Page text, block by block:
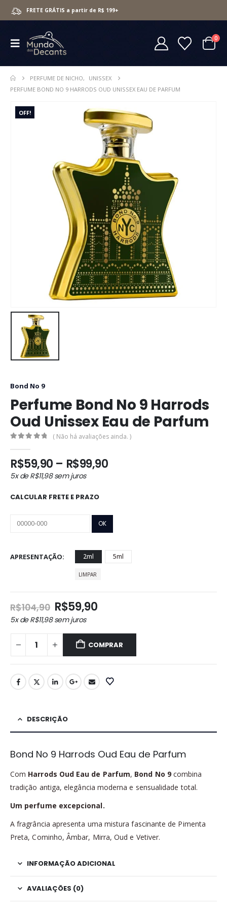
FRETE GRÁTIS a partir de R$ 199+
0
PERFUME DE NICHO,
UNISSEX
PERFUME BOND NO 9 HARRODS OUD UNISSEX EAU DE PARFUM
OFF!
Bond No 9
Perfume Bond No 9 Harrods
Oud Unissex Eau de Parfum
( Não há avaliações ainda. )
R$59,90 – R$99,90Faixa
R$99,90
5x deR$11,98sem juros
CALCULAR FRETE E PRAZO
APRESENTAÇÃO 2ml 5ml
LIMPAR
R$104,90 O
preço
original
era:
R$104,90.
R$59,90O
é:
R$59,90.
5x deR$11,98sem juros
COMPRAR
DESCRIÇÃO
Bond No 9 Harrods Oud Eau de Parfum
Com Harrods Oud Eau de Parfum, Bond No 9combina
tradição antiga, elegância moderna e sensualidade total.
Um perfume excepcional.
A fragrância apresenta uma mistura fascinante de Pimenta
Preta, Cominho, Âmbar, Mirra, Oud e Vetiver.
INFORMAÇÃO ADICIONAL
AVALIAÇÕES (0)